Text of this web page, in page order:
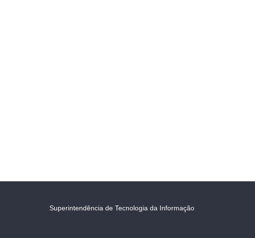
Superintendência de Tecnologia da Informação